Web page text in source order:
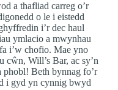
a thafliad carreg o’r
o le i eistedd
i’r dec haul
ymlacio a mwynhau
i’w chofio. Mae yno
cŵn, Will’s Bar, ac sy’n
Beth bynnag fo’r
i gyd yn cynnig bwyd